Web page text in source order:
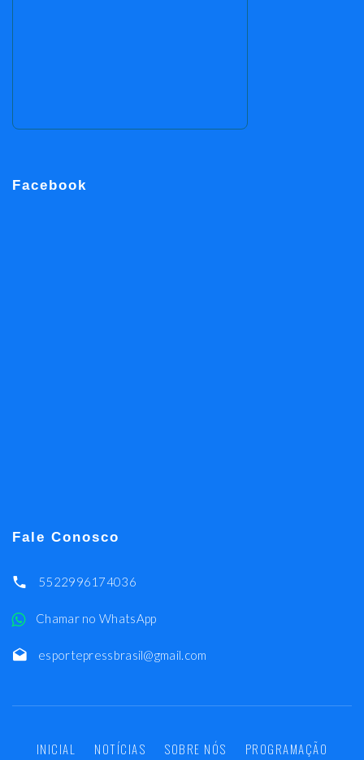
Facebook
Fale Conosco
5522996174036
Chamar no WhatsApp
esportepressbrasil@gmail.com
INICIAL NOTÍCIAS SOBRE NÓS PROGRAMAÇÃO